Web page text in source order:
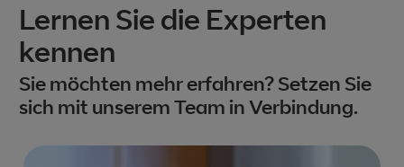
Lernen Sie die Experten
kennen
Sie möchten mehr erfahren? Setzen Sie
sich mit unserem Team in Verbindung.